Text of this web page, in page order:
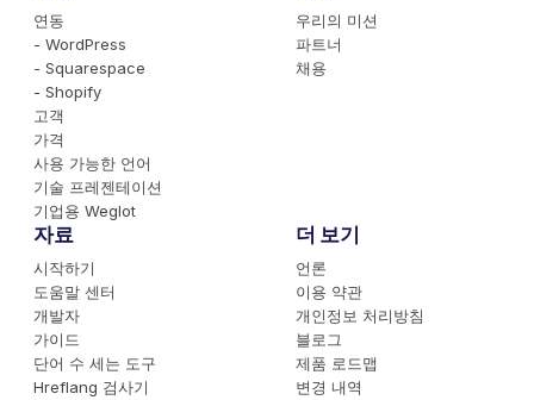
연동
- WordPress
- Squarespace
- Shopify
고객
가격
사용 가능한 언어
기술 프레젠테이션
기업용 Weglot
우리의 미션
파트너
채용
자료
시작하기
도움말 센터
개발자
가이드
단어 수 세는 도구
Hreflang 검사기
더 보기
언론
이용 약관
개인정보 처리방침
블로그
제품 로드맵
변경 내역